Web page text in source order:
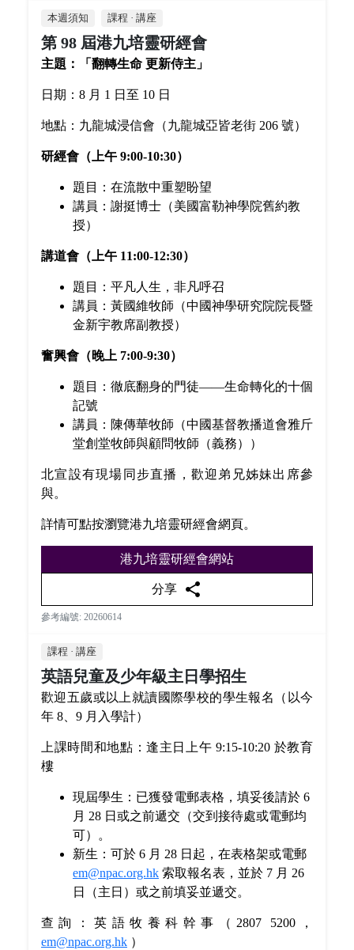
本週須知 課程 · 講座
第 98 屆港九培靈研經會
主題：「翻轉生命 更新侍主」
日期：8 月 1 日至 10 日
地點：九龍城浸信會（九龍城亞皆老街 206 號）
研經會（上午 9:00-10:30）
題目：在流散中重塑盼望
講員：謝挺博士（美國富勒神學院舊約教
授）
講道會（上午 11:00-12:30）
題目：平凡人生，非凡呼召
講員：黃國維牧師（中國神學研究院院長暨
金新宇教席副教授）
奮興會（晚上 7:00-9:30）
題目：徹底翻身的門徒——生命轉化的十個
記號
講員：陳傳華牧師（中國基督教播道會雅斤
堂創堂牧師與顧問牧師（義務））
北宣設有現場同步直播，歡迎弟兄姊妹出席參
與。
詳情可點按瀏覽港九培靈研經會網頁。
港九培靈研經會網站
分享 share
參考編號: 20260614
課程 · 講座
英語兒童及少年級主日學招生
歡迎五歲或以上就讀國際學校的學生報名（以今
年 8、9 月入學計）
上課時間和地點：逢主日上午 9:15-10:20 於教育
樓
現屆學生：已獲發電郵表格，填妥後請於 6
月 28 日或之前遞交（交到接待處或電郵均
可）。
新生：可於 6 月 28 日起，在表格架或電郵
em@npac.org.hk 索取報名表，並於 7 月 26
日（主日）或之前填妥並遞交。
查詢：英語牧養科幹事（2807 5200，
em@npac.org.hk ）